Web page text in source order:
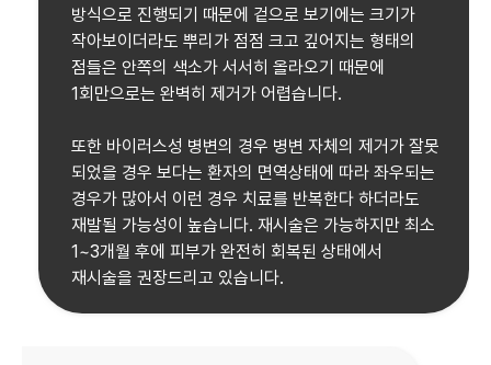
방식으로 진행되기 때문에 겉으로 보기에는 크기가
작아보이더라도 뿌리가 점점 크고 깊어지는 형태의
점들은 안쪽의 색소가 서서히 올라오기 때문에
1회만으로는 완벽히 제거가 어렵습니다.
또한 바이러스성 병변의 경우 병변 자체의 제거가 잘못
되었을 경우 보다는 환자의 면역상태에 따라 좌우되는
경우가 많아서 이런 경우 치료를 반복한다 하더라도
재발될 가능성이 높습니다. 재시술은 가능하지만 최소
1~3개월 후에 피부가 완전히 회복된 상태에서
재시술을 권장드리고 있습니다.